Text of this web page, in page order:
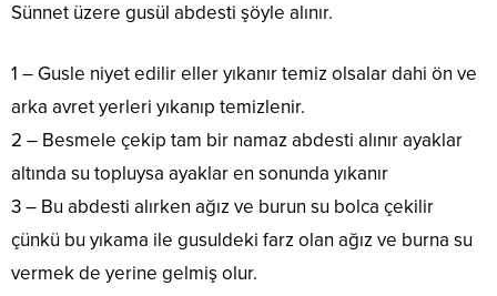
Sünnet üzere gusül abdesti şöyle alınır.
1 – Gusle niyet edilir eller yıkanır temiz olsalar dahi ön ve
arka avret yerleri yıkanıp temizlenir.
2 – Besmele çekip tam bir namaz abdesti alınır ayaklar
altında su topluysa ayaklar en sonunda yıkanır
3 – Bu abdesti alırken ağız ve burun su bolca çekilir
çünkü bu yıkama ile gusuldeki farz olan ağız ve burna su
vermek de yerine gelmiş olur.